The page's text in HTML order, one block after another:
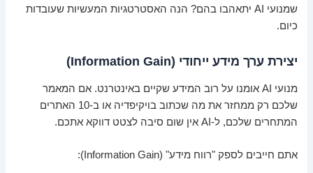
שמנועי AI יתאהבו בהם? הנה האסטרטגיות המעשיות שעובדות
כיום.
יצירת ערך מידע ייחודי (Information Gain)
מנועי AI אומנו על רוב המידע שקיים באינטרנט. אם המאמר
שלכם רק ממחזר את מה שכתוב בויקיפדיה או ב-10 האתרים
המתחרים שלכם, ל-AI אין שום סיבה לצטט דווקא אתכם.
אתם חייבים לספק "רווח מידע" (Information Gain):